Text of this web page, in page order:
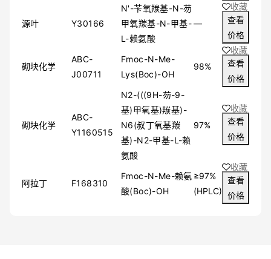
源叶 Y30166
N'-苄氧羰基-N-芴
甲氧羰基-N-甲基-
L-赖氨酸
—
收藏
查看
价格
砌块化学
ABC-
J00711
Fmoc-N-Me-
Lys(Boc)-OH
98%
收藏
查看
价格
砌块化学
ABC-
Y1160515
N2-(((9H-芴-9-
基)甲氧基)羰基)-
N6(叔丁氧基羰
基)-N2-甲基-L-赖
氨酸
97%
收藏
查看
价格
阿拉丁 F168310
Fmoc-N-Me-赖氨
酸(Boc)-OH
≥97%
(HPLC)
收藏
查看
价格